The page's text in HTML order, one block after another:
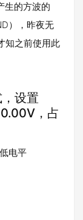
生的方波的
），昨夜无
知之前使用此
设置
，占
电平